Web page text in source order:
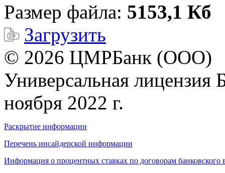
Размер файла: 5153,1 Кб
Загрузить
© 2026 ЦМРБанк (ООО)
Универсальная
ноября 2022 г.
Раскрытие информации
Перечень инсайдерской информации
Информация о процентных ставках по договорам банковского